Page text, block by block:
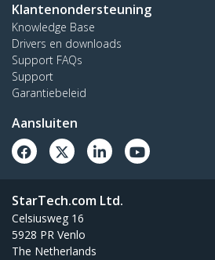
Klantenondersteuning
Knowledge Base
Drivers en downloads
Support FAQs
Support
Garantiebeleid
Aansluiten
StarTech.com Ltd.
Celsiusweg 16
5928 PR Venlo
The Netherlands